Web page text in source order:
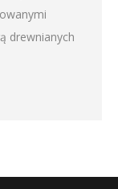
drewnianych